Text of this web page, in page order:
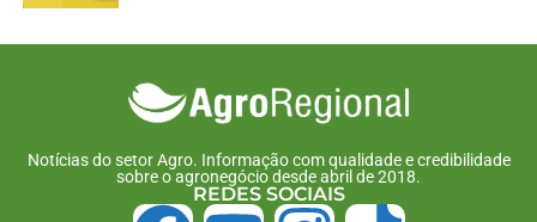
Notícias do setor Agro. Informação com qualidade e credibilidade
sobre o agronegócio desde abril de 2018.
REDES SOCIAIS